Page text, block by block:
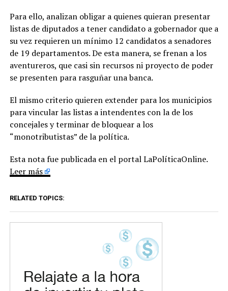
Para ello, analizan obligar a quienes quieran presentar
listas de diputados a tener candidato a gobernador que a
su vez requieren un mínimo 12 candidatos a senadores
de 19 departamentos. De esta manera, se frenan a los
aventureros, que casi sin recursos ni proyecto de poder
se presenten para rasguñar una banca.
El mismo criterio quieren extender para los municipios
para vincular las listas a intendentes con la de los
concejales y terminar de bloquear a los
“monotributistas” de la política.
Esta nota fue publicada en el portal LaPolíticaOnline.
Leer más
RELATED TOPICS: